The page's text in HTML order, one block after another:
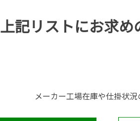
上記リストにお求め
メーカー工場在庫や仕掛状